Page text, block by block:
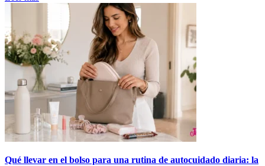
Qué llevar en el bolso para una rutina de autocuidado diaria: la